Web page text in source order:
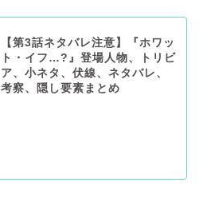
【第3話ネタバレ注意】『ホワッ
ト・イフ…?』登場人物、トリビ
ア、小ネタ、伏線、ネタバレ、
考察、隠し要素まとめ